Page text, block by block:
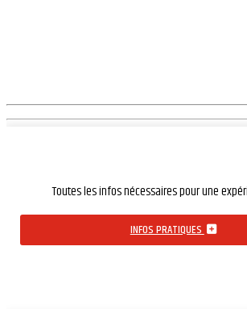
Toutes les infos nécessaires pour une
INFOS PRATIQUES